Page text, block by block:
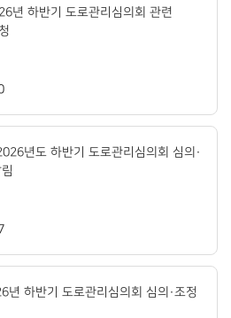
년 하반기 도로관리심의회 관련
년도 하반기 도로관리심의회 심의·
년 하반기 도로관리심의회 심의·조정